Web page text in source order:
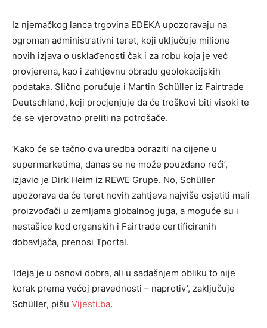
Iz njemačkog lanca trgovina EDEKA upozoravaju na
ogroman administrativni teret, koji uključuje milione
novih izjava o usklađenosti čak i za robu koja je već
provjerena, kao i zahtjevnu obradu geolokacijskih
podataka. Slično poručuje i Martin Schüller iz Fairtrade
Deutschland, koji procjenjuje da će troškovi biti visoki te
će se vjerovatno preliti na potrošače.
‘Kako će se tačno ova uredba odraziti na cijene u
supermarketima, danas se ne može pouzdano reći’,
izjavio je Dirk Heim iz REWE Grupe. No, Schüller
upozorava da će teret novih zahtjeva najviše osjetiti mali
proizvođači u zemljama globalnog juga, a moguće su i
nestašice kod organskih i Fairtrade certificiranih
dobavljača, prenosi Tportal.
‘Ideja je u osnovi dobra, ali u sadašnjem obliku to nije
korak prema većoj pravednosti – naprotiv’, zaključuje
Schüller, pišu Vijesti.ba.